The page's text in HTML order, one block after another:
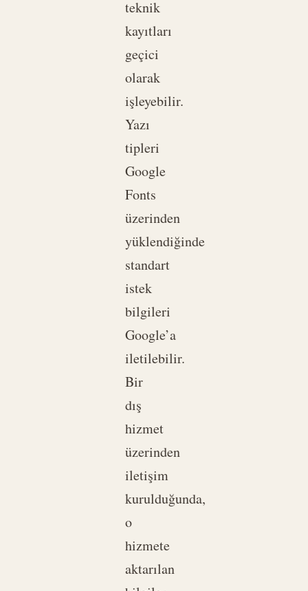
teknik
kayıtları
geçici
olarak
işleyebilir.
Yazı
tipleri
Google
Fonts
üzerinden
yüklendiğinde
standart
istek
bilgileri
Google’a
iletilebilir.
Bir
dış
hizmet
üzerinden
iletişim
kurulduğunda,
o
hizmete
aktarılan